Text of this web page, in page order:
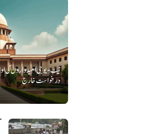
نیٹ-یو جی امیدواروں کی
درخواست خارج